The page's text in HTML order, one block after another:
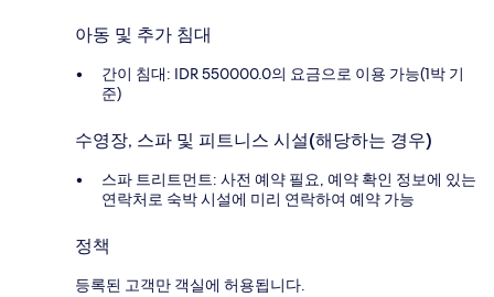
아동 및 추가 침대
간이 침대: IDR 550000.0의 요금으로 이용 가능(1박 기
준)
수영장, 스파 및 피트니스 시설(해당하는 경우)
스파 트리트먼트: 사전 예약 필요, 예약 확인 정보에 있는
연락처로 숙박 시설에 미리 연락하여 예약 가능
정책
등록된 고객만 객실에 허용됩니다.